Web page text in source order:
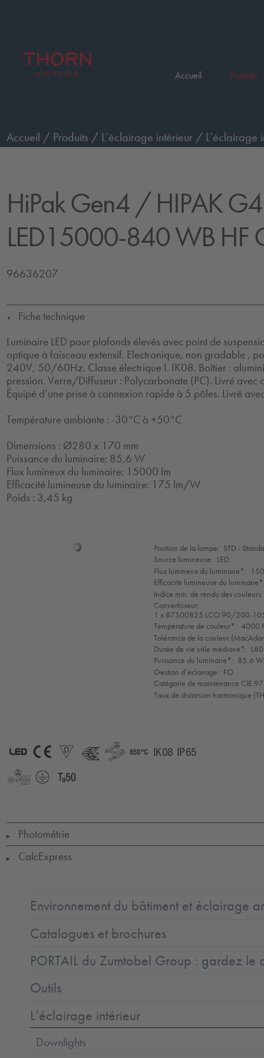
Accueil Produits
Accueil / Produits / L’éclairage intérieur / L’éclairage
HiPak Gen4 / HIPAK
LED15000-840 WB HF
96636207
▼
Fiche technique
Luminaire LED pour plafonds élevés avec point de
optique à faisceau extensif. Electronique, non gradable ,
240V, 50/60Hz. Classe électrique I. IK08. Boîtier :
pression. Verre/Diffuseur : Polycarbonate (PC). Livré avec
Équipé d’une prise à connexion rapide à 5 pôles. Livré
Température ambiante : -30°C à +50°C
Dimensions : Ø280 x 170 mm
Puissance du luminaire: 85,6 W
Flux lumineux du luminaire: 15000 lm
Efficacité lumineuse du luminaire: 175 lm/W
Poids : 3,45 kg
Sélection
de
mode
Position de la lampe: STD -
Source lumineuse: LED
Flux lumineux du luminaire*:
Efficacité lumineuse du
Indice min. de rendu des couleurs:
Convertisseur:
1 x 87500825 LCO 90/200-
Température de couleur*: 4000
Tolérance de la couleur
Durée de vie utile médiane*:
Puissance du luminaire*: 85,6 W
Gestion d’éclairage: FO
Catégorie de maintenance CIE
Taux de distorsion harmonique
▶ Photométrie
▶ CalcExpress
Environnement du bâtiment et éclairage
Catalogues et brochures
PORTAIL du Zumtobel Group : gardez le
Outils
L’éclairage intérieur
Downlights